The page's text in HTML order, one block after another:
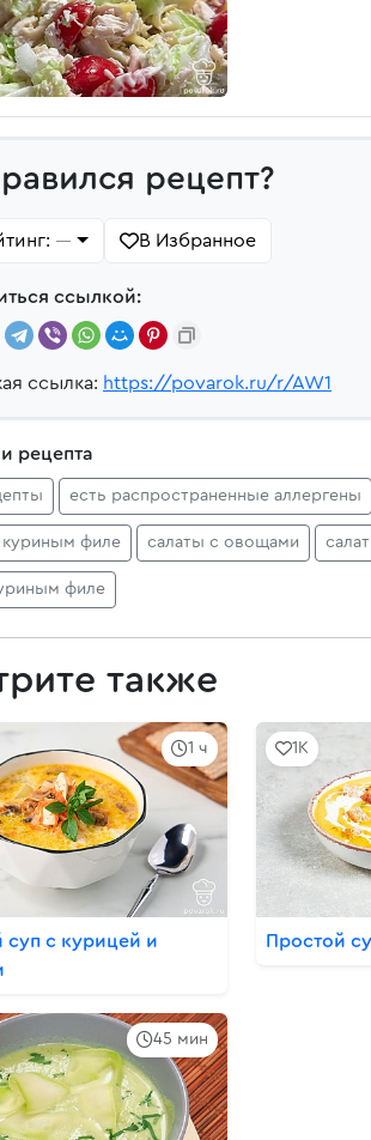
рецепт?
— В Избранное
ссылкой:
ссылка: https://povarok.ru/r/AW1
рецепта
есть распространенные аллергены
куриным филе салаты с овощами
филе
также
1 ч
с курицей и
1K
Простой
45 мин